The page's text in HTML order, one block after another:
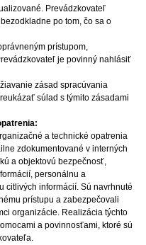
Prevádzkovateľ
po tom, čo sa o
prístupom,
je povinný nahlásiť
zásad spracúvania
súlad s týmito zásadami
a technické opatrenia
zdokumentované v interných
a objektovú bezpečnosť,
personálnu a
citlivých informácií. Sú navrhnuté
prístupu a zabezpečovali
organizácie. Realizácia týchto
a povinnosťami, ktoré sú